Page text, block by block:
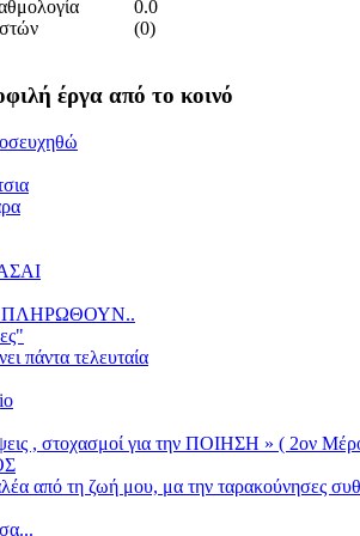
0.0
(0)
έργα από το κοινό
πάντα τελευταία
, στοχασμοί για την ΠΟΙΗΣΗ » ( 2ον
από τη ζωή μου, μα την ταρακούνησες